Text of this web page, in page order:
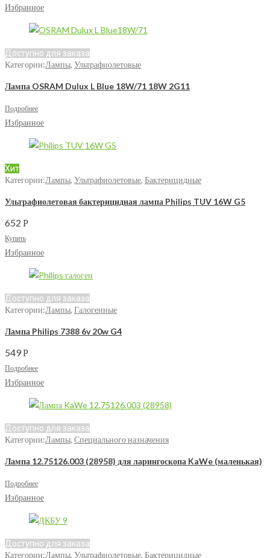
Избранное
Доступно для заказа
Категории:Лампы, Ультрафиолетовые
Лампа OSRAM Dulux L Blue 18W/71 18W 2G11
Подробнее
Избранное
Хит
Категории:Лампы, Ультрафиолетовые, Бактерицидные
Ультрафиолетовая бактерицидная лампа Philips TUV 16W G5
652 Р
Купить
Избранное
Доступно для заказа
Категории:Лампы, Галогенные
Лампа Philips 7388 6v 20w G4
549Р
Подробнее
Избранное
Доступно для заказа
Категории:Лампы, Специального назначения
Лампа 12.75126.003 (28958) для ларингоскопа KaWe (маленькая)
Подробнее
Избранное
Доступно для заказа
Категории:Лампы, Ультрафиолетовые, Бактерицидные